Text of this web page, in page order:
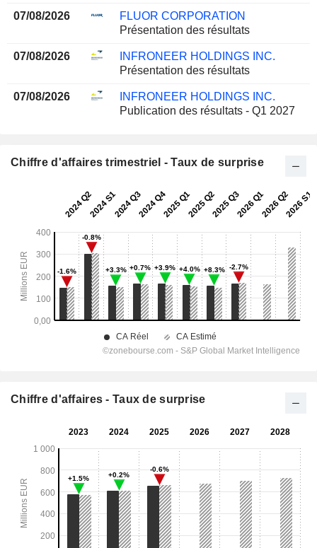
07/08/2026
FLUOR CORPORATION
Présentation des résultats
07/08/2026
INFRONEER HOLDINGS INC.
Présentation des résultats
07/08/2026
INFRONEER HOLDINGS INC.
Publication des résultats - Q1 2027
Chiffre d'affaires trimestriel - Taux de surprise
Chiffre d'affaires - Taux de surprise